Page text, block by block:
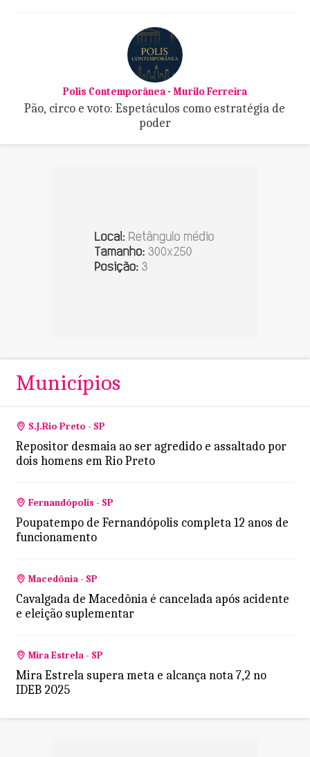
Polis Contemporânea - Murilo Ferreira
Pão, circo e voto: Espetáculos como estratégia de
poder
Municípios
S.J.Rio Preto - SP
Repositor desmaia ao ser agredido e assaltado por
dois homens em Rio Preto
Fernandópolis - SP
Poupatempo de Fernandópolis completa 12 anos de
funcionamento
Macedônia - SP
Cavalgada de Macedônia é cancelada após acidente
e eleição suplementar
Mira Estrela - SP
Mira Estrela supera meta e alcança nota 7,2 no
IDEB 2025